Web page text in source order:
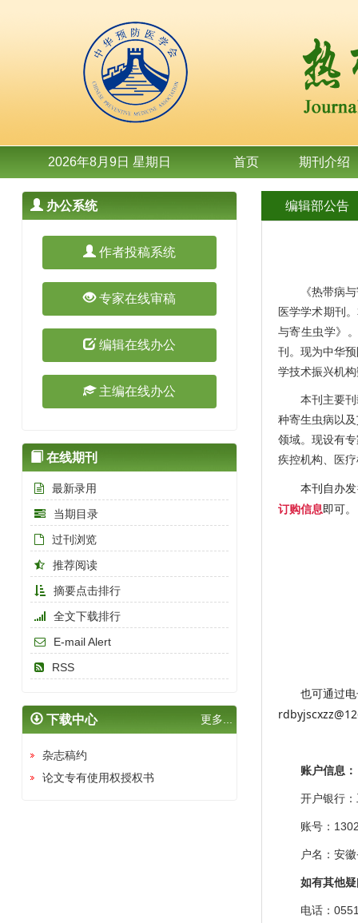
2026年8月9日 星期日 首页 期刊介绍
编辑部公告
《热带病与
医学学术期刊
与寄生虫学》
刊。现为中华
学技术振兴机
本刊主要刊载
种寄生虫病以
领域。现设有
疾控机构、医
本刊自办
订购信息即可。
也可通过
账户信息：
开户银行：
账号：
户名：安徽
如有其他
电话：
办公系统
作者投稿系统
专家在线审稿
编辑在线办公
主编在线办公
在线期刊
最新录用
当期目录
过刊浏览
推荐阅读
摘要点击排行
全文下载排行
E-mail Alert
RSS
下载中心 更多...
杂志稿约
论文专有使用权授权书